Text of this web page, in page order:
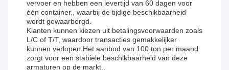
vervoer en hebben een levertijd van 60 dagen voor
één container., waarbij de tijdige beschikbaarheid
wordt gewaarborgd.
Klanten kunnen kiezen uit betalingsvoorwaarden zoals
L/C of T/T, waardoor transacties gemakkelijker
kunnen verlopen.Het aanbod van 100 ton per maand
zorgt voor een stabiele beschikbaarheid van deze
armaturen op de markt..